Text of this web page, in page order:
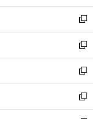
開
く
ウ
で
開
く
ン
ド
ウ
で
開
く
ウ
ィ
ン
ド
ウ
で
開
く
新
し
い
ウ
ィ
ン
ド
ウ
新
し
い
ウ
ィ
ン
新
し
い
ウ
新
し